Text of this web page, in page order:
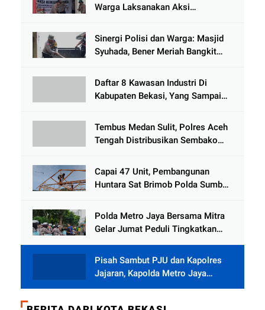
Warga Laksanakan Aksi
Tamiang
Sinergi Polisi dan Warga: Masjid
Syuhada, Bener Meriah Bangkit
Daftar 8 Kawasan Industri Di
Kabupaten Bekasi, Yang Sampai
Tembus Medan Sulit, Polres Aceh
Tengah Distribusikan Sembako
Jamat
Capai 47 Unit, Pembangunan
Huntara Sat Brimob Polda Sumbar
Polda Metro Jaya Bersama Mitra
Gelar Jumat Peduli Tingkatkan
Pisah Sambut PJU dan Kapolres
Jajaran, Kapolda Metro Jaya
Tekankan Pelayanan Publik